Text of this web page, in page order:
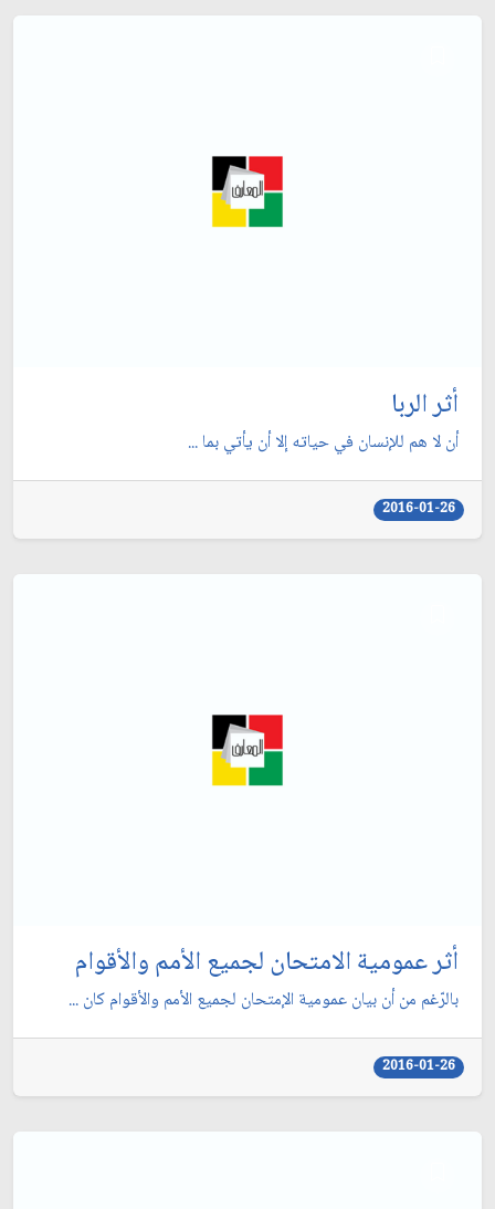
أثر الربا
أن لا هم للإنسان في حياته إلا أن يأتي بما ...
2016-01-26
أثر عمومية الامتحان لجميع الأمم والأقوام
بالرّغم من أن بيان عمومية الإمتحان لجميع الأمم والأقوام كان ...
2016-01-26